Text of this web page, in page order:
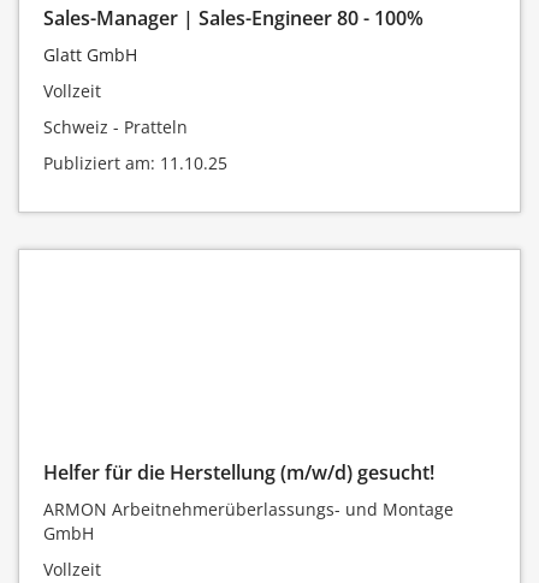
Sales-Manager | Sales-Engineer 80 - 100%
Glatt GmbH
Vollzeit
Schweiz - Pratteln
Publiziert am: 11.10.25
Helfer für die Herstellung (m/w/d) gesucht!
ARMON Arbeitnehmerüberlassungs- und Montage
GmbH
Vollzeit